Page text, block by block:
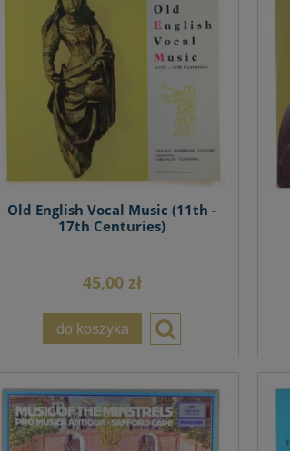
Old English Vocal Music (11th -
17th Centuries)
45,00 zł
do koszyka